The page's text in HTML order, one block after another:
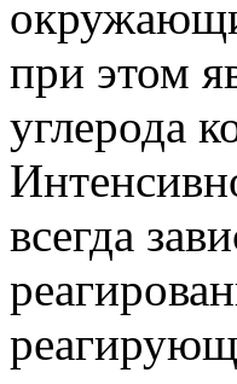
при этом
углерода
всегда